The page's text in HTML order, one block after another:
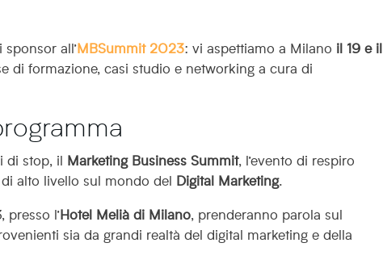
all’MBSummit 2023: vi aspettiamo a Milano il 19 e il
di formazione, casi studio e networking a cura di
di stop, il Marketing Business Summit, l’evento di respiro
alto livello sul mondo del Digital Marketing.
l’Hotel Melià di Milano, prenderanno parola sul
sia da grandi realtà del digital marketing e della